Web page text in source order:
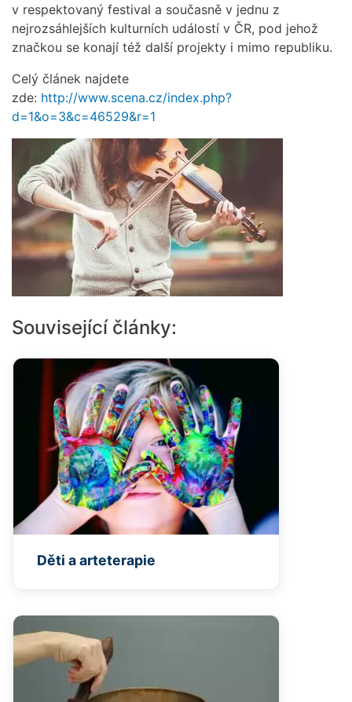
v respektovaný festival a současně v jednu z
nejrozsáhlejších kulturních událostí v ČR, pod jehož
značkou se konají též další projekty i mimo republiku.
Celý článek najdete
zde: http://www.scena.cz/index.php?
d=1&o=3&c=46529&r=1
Související články:
Děti a arteterapie